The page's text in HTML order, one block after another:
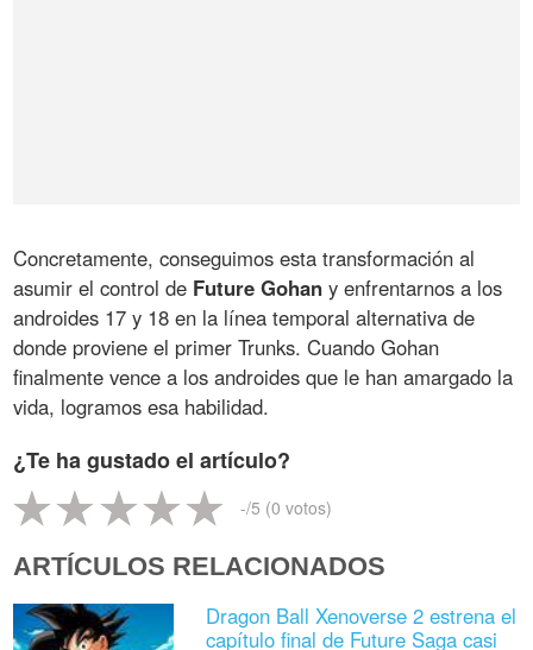
Concretamente, conseguimos esta transformación al
asumir el control de Future Gohan y enfrentarnos a los
androides 17 y 18 en la línea temporal alternativa de
donde proviene el primer Trunks. Cuando Gohan
finalmente vence a los androides que le han amargado la
vida, logramos esa habilidad.
¿Te ha gustado el artículo?
-/5 (0 votos)
ARTÍCULOS RELACIONADOS
Dragon Ball Xenoverse 2 estrena el
capítulo final de Future Saga casi